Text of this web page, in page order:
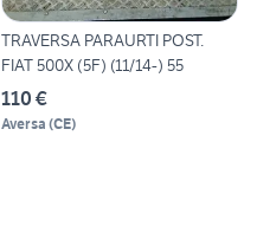
TRAVERSA PARAURTI POST.
FIAT 500X (5F) (11/14-) 55
110 €
Aversa (CE)